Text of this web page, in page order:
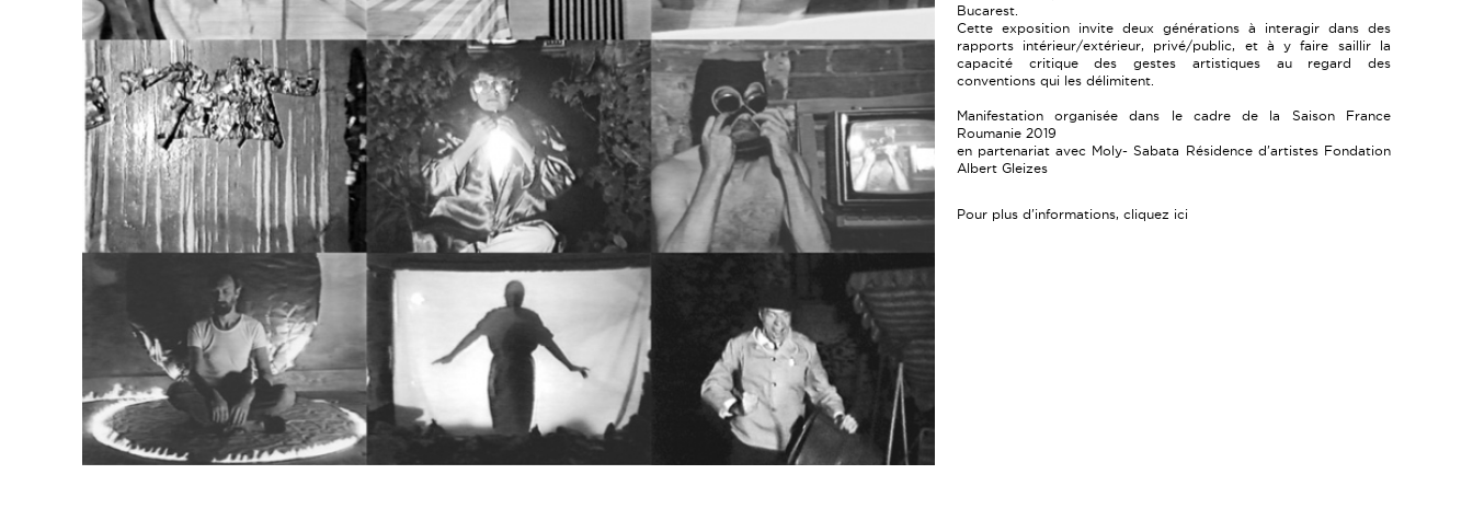
Bucarest.
Cette exposition invite deux générations à interagir dans des
rapports intérieur/extérieur, privé/public, et à y faire saillir la
capacité critique des gestes artistiques au regard des
conventions qui les délimitent.
Manifestation organisée dans le cadre de la Saison France
Roumanie 2019
en partenariat avec Moly- Sabata Résidence d'artistes Fondation
Albert Gleizes
Pour plus d'informations, cliquez ici